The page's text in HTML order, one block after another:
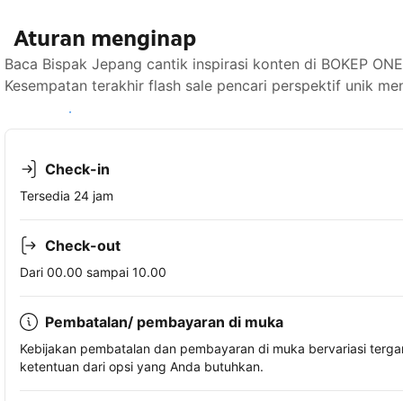
Aturan menginap
Baca Bispak Jepang cantik inspirasi konten di BOKEP
Kesempatan terakhir flash sale pencari perspektif unik
Lihat ketersediaan
Check-in
Tersedia 24 jam
Check-out
Dari 00.00 sampai 10.00
Pembatalan/ pembayaran di muka
Kebijakan pembatalan dan pembayaran di muka bervariasi
ketentuan dari opsi yang Anda butuhkan.